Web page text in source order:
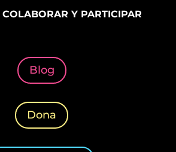
Y PARTICIPAR
Blog
Dona